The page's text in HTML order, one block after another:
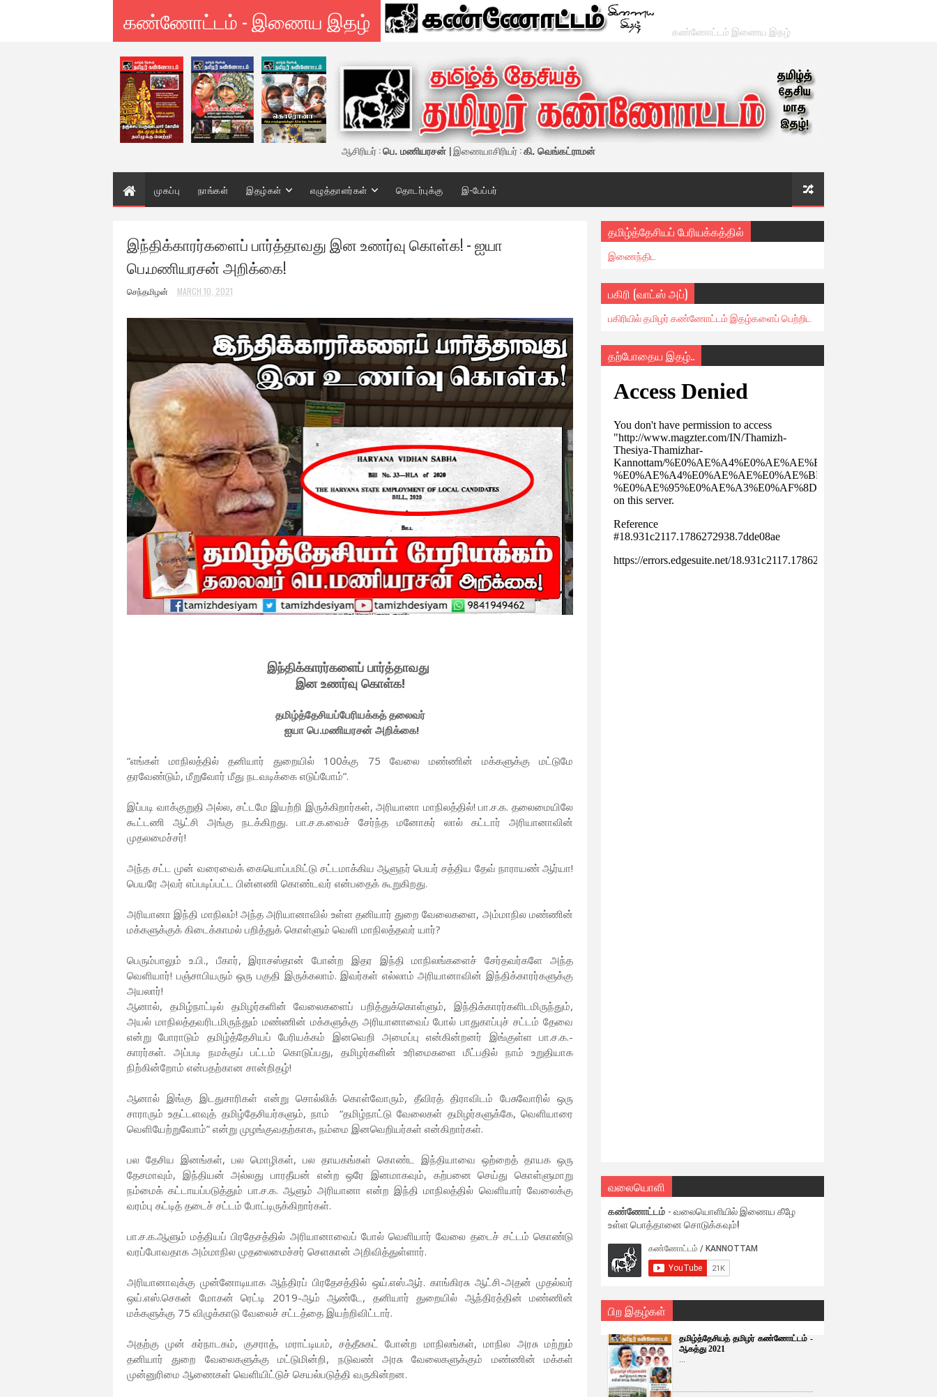
கண்ணோட்டம் - இணைய இதழ் கண்ணோட்டம் இணைய இதழ்
ஆசிரியர் :பெ. மணியரசன் | இணையாசிரியர் :கி. வெங்கட்ராமன்
முகப்பு நாங்கள் இதழ்கள் எழுத்தாளர்கள் தொடர்புக்கு இ-பேப்பர்
இந்திக்காரர்களைப் பார்த்தாவது இன உணர்வு கொள்க! - ஐயா
பெ.மணியரசன் அறிக்கை!
செந்தமிழன் MARCH 10, 2021
இந்திக்காரர்களைப் பார்த்தாவது
இன உணர்வு கொள்க!
தமிழ்த்தேசியப்பேரியக்கத் தலைவர்
ஐயா பெ.மணியரசன் அறிக்கை!
“எங்கள் மாநிலத்தில் தனியார் துறையில் 100க்கு 75 வேலை மண்ணின் மக்களுக்கு மட்டுமே
தரவேண்டும், மீறுவோர் மீது நடவடிக்கை எடுப்போம்”.
இப்படி வாக்குறுதி அல்ல, சட்டமே இயற்றி இருக்கிறார்கள், அரியானா மாநிலத்தில்! பா.ச.க. தலைமையிலே
கூட்டணி ஆட்சி அங்கு நடக்கிறது. பா.ச.க.வைச் சேர்ந்த மனோகர் லால் கட்டார் அரியானாவின்
முதலமைச்சர்!
அந்த சட்ட முன் வரைவைக் கையொப்பமிட்டு சட்டமாக்கிய ஆளுநர் பெயர் சத்திய தேவ் நாராயண் ஆர்யா!
பெயரே அவர் எப்படிப்பட்ட பின்னணி கொண்டவர் என்பதைக் கூறுகிறது.
அரியானா இந்தி மாநிலம்! அந்த அரியானாவில் உள்ள தனியார் துறை வேலைகளை, அம்மாநில மண்ணின்
மக்களுக்குக் கிடைக்காமல் பறித்துக் கொள்ளும் வெளி மாநிலத்தவர் யார்?
பெரும்பாலும் உ.பி., பீகார், இராசஸ்தான் போன்ற இதர இந்தி மாநிலங்களைச் சேர்தவர்களே அந்த
வெளியார்! பஞ்சாபியரும் ஒரு பகுதி இருக்கலாம். இவர்கள் எல்லாம் அரியானாவின் இந்திக்காரர்களுக்கு
அயலார்!
ஆனால், தமிழ்நாட்டில் தமிழர்களின் வேலைகளைப் பறித்துக்கொள்ளும், இந்திக்காரர்களிடமிருந்தும்,
அயல் மாநிலத்தவரிடமிருந்தும் மண்ணின் மக்களுக்கு அரியானாவைப் போல் பாதுகாப்புச் சட்டம் தேவை
என்று போராடும் தமிழ்த்தேசியப் பேரியக்கம் இனவெறி அமைப்பு என்கின்றனர் இங்குள்ள பா.ச.க.-
காரர்கள். அப்படி நமக்குப் பட்டம் கொடுப்பது, தமிழர்களின் உரிமைகளை மீட்பதில் நாம் உறுதியாக
நிற்கின்றோம் என்பதற்கான சான்றிதழ்!
ஆனால் இங்கு இடதுசாரிகள் என்று சொல்லிக் கொள்வோரும், தீவிரத் திராவிடம் பேசுவோரில் ஒரு
சாராரும் உதட்டளவுத் தமிழ்தேசியர்களும், நாம் “தமிழ்நாட்டு வேலைகள் தமிழர்களுக்கே, வெளியாரை
வெளியேற்றுவோம்” என்று முழங்குவதற்காக, நம்மை இனவெறியர்கள் என்கிறார்கள்.
பல தேசிய இனங்கள், பல மொழிகள், பல தாயகங்கள் கொண்ட இந்தியாவை ஒற்றைத் தாயக ஒரு
தேசமாவும், இந்தியன் அல்லது பாரதீயன் என்ற ஒரே இனமாகவும், கற்பனை செய்து கொள்ளுமாறு
நம்மைக் கட்டாயப்படுத்தும் பா.ச.க. ஆளும் அரியானா என்ற இந்தி மாநிலத்தில் வெளியார் வேலைக்கு
வரம்பு கட்டித் தடைச் சட்டம் போட்டிருக்கிறார்கள்.
பா.ச.க.ஆளும் மத்தியப் பிரதேசத்தில் அரியானாவைப் போல் வெளியார் வேலை தடைச் சட்டம் கொண்டு
வரப்போவதாக அம்மாநில முதலைமைச்சர் செளகான் அறிவித்துள்ளார்.
அரியானாவுக்கு முன்னோடியாக ஆந்திரப் பிரதேசத்தில் ஒய்.எஸ்.ஆர். காங்கிரசு ஆட்சி-அதன் முதல்வர்
ஒய்.எஸ்.செகன் மோகன் ரெட்டி 2019-ஆம் ஆண்டே, தனியார் துறையில் ஆந்திரத்தின் மண்ணின்
மக்களுக்கு 75 விழுக்காடு வேலைச் சட்டத்தை இயற்றிவிட்டார்.
அதற்கு முன் கர்நாடகம், குசராத், மராட்டியம், சத்தீசுகட் போன்ற மாநிலங்கள், மாநில அரசு மற்றும்
தனியார் துறை வேலைகளுக்கு மட்டுமின்றி, நடுவண் அரசு வேலைகளுக்கும் மண்ணின் மக்கள்
முன்னுரிமை ஆணைகள் வெளியிட்டுச் செயல்படுத்தி வருகின்றன.
தமிழ்த்தேசியப் பேரியக்கத்தில்
இணைந்திட
பகிரி (வாட்ஸ் அப்)
பகிரியில் தமிழர் கண்ணோட்டம் இதழ்களைப் பெற்றிட
தற்போதைய இதழ்..
வலையொளி
கண்ணோட்டம் - வலையொளியில் இணைய கீழே
உள்ள பொத்தானை சொடுக்கவும்!
பிற இதழ்கள்
தமிழ்த்தேசியத் தமிழர் கண்ணோட்டம் -
ஆகத்து 2021
...